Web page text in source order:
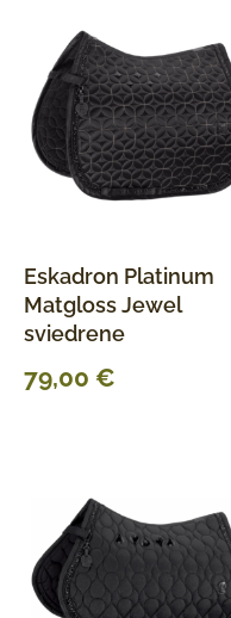
Eskadron Platinum
Matgloss Jewel
sviedrene
79,00 €